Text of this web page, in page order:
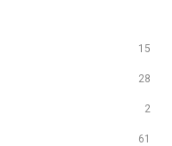
15
28
2
61